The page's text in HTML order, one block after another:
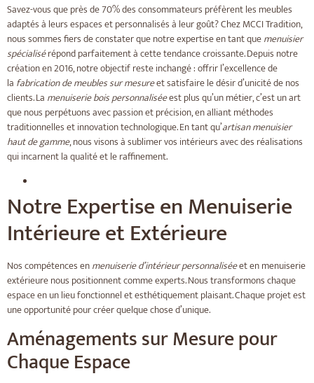
Savez-vous que près de 70% des consommateurs préfèrent les meubles
adaptés à leurs espaces et personnalisés à leur goût? Chez MCCI Tradition,
nous sommes fiers de constater que notre expertise en tant quemenuisier
spécialisérépond parfaitement à cette tendance croissante. Depuis notre
création en 2016, notre objectif reste inchangé : offrir l’excellence de
la fabrication de meubles sur mesureet satisfaire le désir d’unicité de nos
clients. La menuiserie bois personnaliséeest plus qu’un métier, c’est un art
que nous perpétuons avec passion et précision, en alliant méthodes
traditionnelles et innovation technologique. En tant qu’artisan menuisier
haut de gamme, nous visons à sublimer vos intérieurs avec des réalisations
qui incarnent la qualité et le raffinement.
Notre Expertise en Menuiserie
Intérieure et Extérieure
Nos compétences enmenuiserie d’intérieur personnaliséeet en menuiserie
extérieure nous positionnent comme experts. Nous transformons chaque
espace en un lieu fonctionnel et esthétiquement plaisant. Chaque projet est
une opportunité pour créer quelque chose d’unique.
Aménagements sur Mesure pour
Chaque Espace